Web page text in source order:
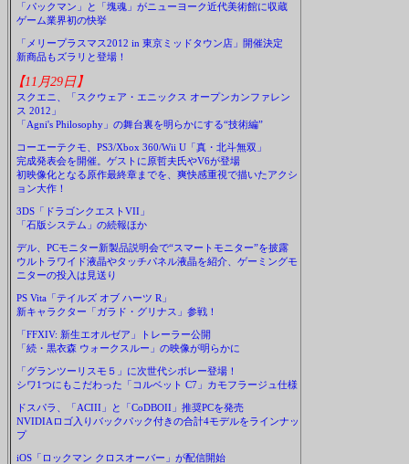
「パックマン」と「塊魂」がニューヨーク近代美術館に収蔵
ゲーム業界初の快挙
「メリープラスマス2012 in 東京ミッドタウン店」開催決定
新商品もズラリと登場！
【11月29日】
スクエニ、「スクウェア・エニックス オープンカンファレン
ス 2012」
「Agni's Philosophy」の舞台裏を明らかにする“技術編”
コーエーテクモ、PS3/Xbox 360/Wii U「真・北斗無双」
完成発表会を開催。ゲストに原哲夫氏やV6が登場
初映像化となる原作最終章までを、爽快感重視で描いたアクシ
ョン大作！
3DS「ドラゴンクエストVII」
「石版システム」の続報ほか
デル、PCモニター新製品説明会で“スマートモニター”を披露
ウルトラワイド液晶やタッチパネル液晶を紹介、ゲーミングモ
ニターの投入は見送り
PS Vita「テイルズ オブ ハーツ R」
新キャラクター「ガラド・グリナス」参戦！
「FFXIV: 新生エオルゼア」トレーラー公開
「続・黒衣森 ウォークスルー」の映像が明らかに
「グランツーリスモ５」に次世代シボレー登場！
シワ1つにもこだわった「コルベット C7」カモフラージュ仕様
ドスパラ、「ACIII」と「CoDBOII」推奨PCを発売
NVIDIAロゴ入りバックパック付きの合計4モデルをラインナッ
プ
iOS「ロックマン クロスオーバー」が配信開始